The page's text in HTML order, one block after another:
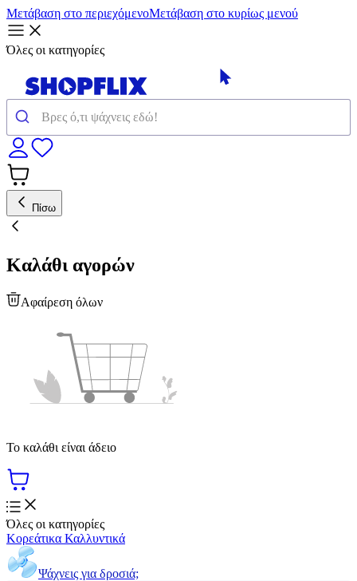
Μετάβαση στο περιεχόμενοΜετάβαση στο κυρίως μενού
Όλες οι κατηγορίες
Πίσω
Καλάθι αγορών
Αφαίρεση όλων
Το καλάθι είναι άδειο
Όλες οι κατηγορίες
Κορεάτικα Καλλυντικά
Ψάχνεις για δροσιά;